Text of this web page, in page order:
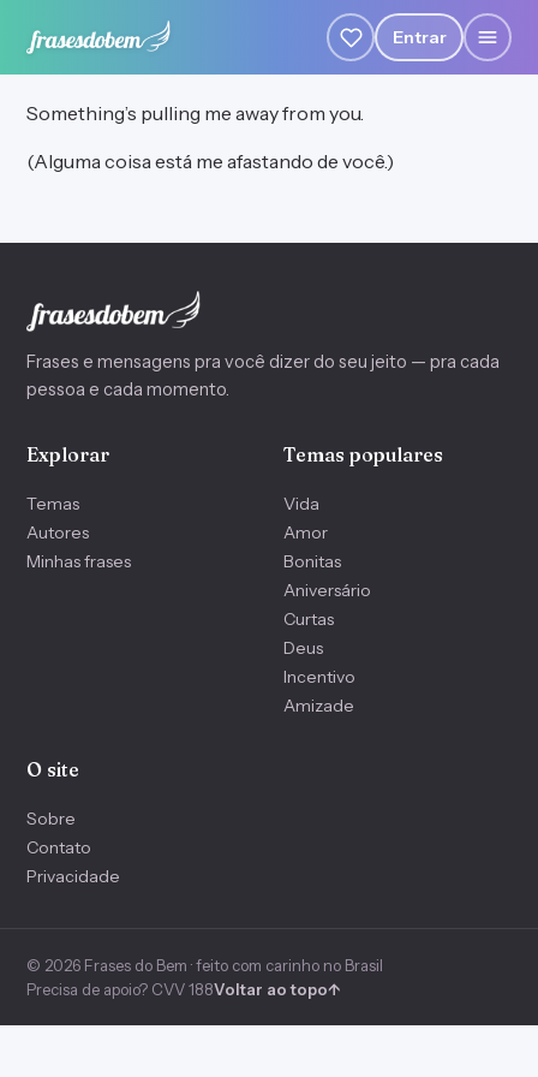
Entrar
Something’s pulling me away from you.
(Alguma coisa está me afastando de você.)
Frases e mensagens pra você dizer do seu jeito — pra cada
pessoa e cada momento.
Explorar
Temas
Autores
Minhas frases
Temas populares
Vida
Amor
Bonitas
Aniversário
Curtas
Deus
Incentivo
Amizade
O site
Sobre
Contato
Privacidade
© 2026 Frases do Bem · feito com carinho no Brasil
Precisa de apoio? CVV 188Voltar ao topo↑